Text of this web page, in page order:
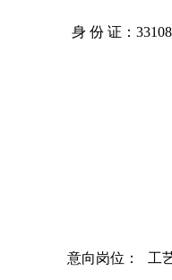
身 份 证：
意向岗位： 工